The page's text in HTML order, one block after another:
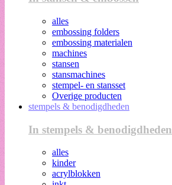
alles
embossing folders
embossing materialen
machines
stansen
stansmachines
stempel- en stansset
Overige producten
stempels & benodigdheden
In stempels & benodigdheden
alles
kinder
acrylblokken